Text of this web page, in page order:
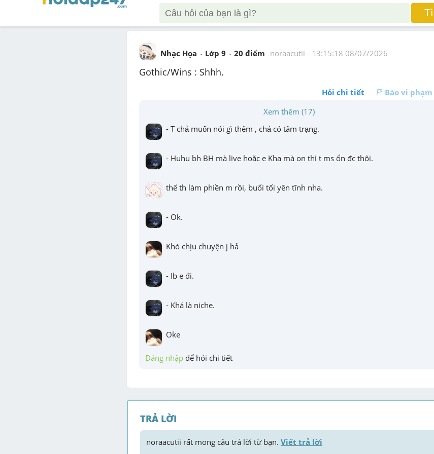
Nhạc Họa Lớp 9 20 điểm noraacutii - 13:15:18 08/07/2026
Gothic/Wins : Shhh.
Hỏi chi tiết
Báo vi phạm
Xem thêm (17)
- T chả muốn nói gì thêm , chả có tâm trạng.
- Huhu bh BH mà live hoặc e Kha mà on thì t ms ổn đc thôi.
thế th làm phiền m rồi, buổi tối yên tĩnh nha.
- Ok.
Khó chịu chuyện j hả
- Ib e đi.
- Khá là niche.
Oke
Đăng nhập để hỏi chi tiết
TRẢ LỜI
noraacutii rất mong câu trả lời từ bạn. Viết trả lời